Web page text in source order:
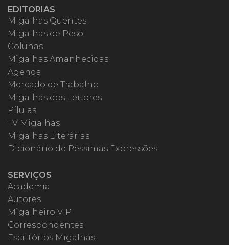
EDITORIAS
Migalhas Quentes
Migalhas de Peso
Colunas
Migalhas Amanhecidas
Agenda
Mercado de Trabalho
Migalhas dos Leitores
Pílulas
TV Migalhas
Migalhas Literárias
Dicionário de Péssimas Expressões
SERVIÇOS
Academia
Autores
Migalheiro VIP
Correspondentes
Escritórios Migalhas